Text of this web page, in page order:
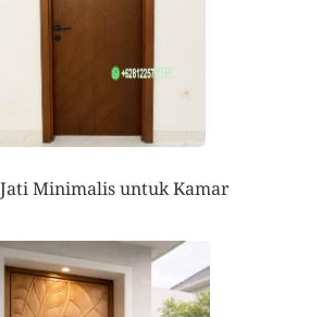
Minimalis untuk Kamar